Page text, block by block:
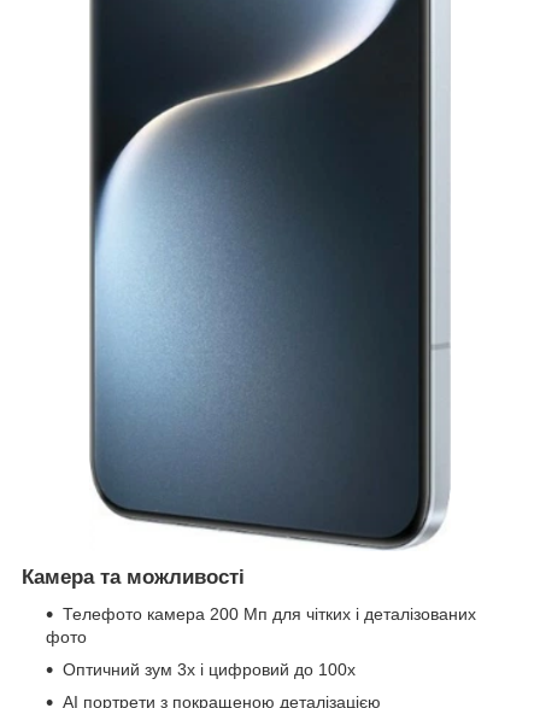
Камера та можливості
Телефото камера 200 Мп для чітких і деталізованих
фото
Оптичний зум 3х і цифровий до 100х
AI портрети з покращеною деталізацією